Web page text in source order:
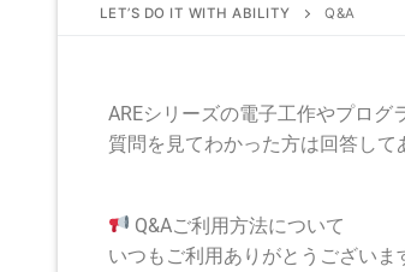
LET’S DO IT WITH ABILITY Q&A
AREシリーズの電子工作やプログ
質問を見てわかった方は回答して
Q&Aご利用方法について
いつもご利用ありがとうございま